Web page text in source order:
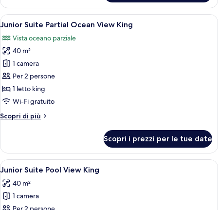
Suite
Tropical
View
Apri
tutte
le
foto
per
Junior
Suite
Partial
View
Un balcone con mobili in vimini,
5
Junior Suite Partial Ocean View King
Vista oceano parziale
40 m²
1 camera
Per 2 persone
1 letto king
Wi-Fi gratuito
Scopri di più
Altri
Suite
Partial
Ocean
King
Scopri i prezzi per le tue date
Apri
tutte
le
foto
Una camera d'albergo moderna con
5
Junior Suite Pool View King
40 m²
1 camera